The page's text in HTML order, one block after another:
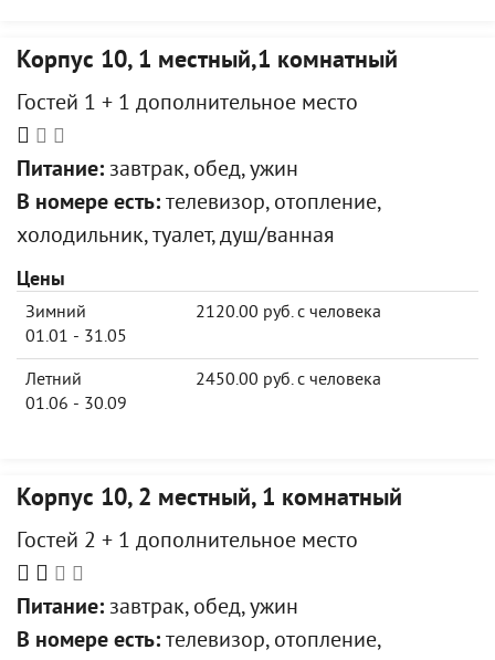
Корпус 10, 1 местный,1 комнатный
Гостей 1 + 1 дополнительное место
Питание: завтрак, обед, ужин
В номере есть: телевизор, отопление,
холодильник, туалет, душ/ванная
Цены
Зимний
01.01 - 31.05
2120.00 руб. с человека
Летний
01.06 - 30.09
2450.00 руб. с человека
Корпус 10, 2 местный, 1 комнатный
Гостей 2 + 1 дополнительное место
Питание: завтрак, обед, ужин
В номере есть: телевизор, отопление,